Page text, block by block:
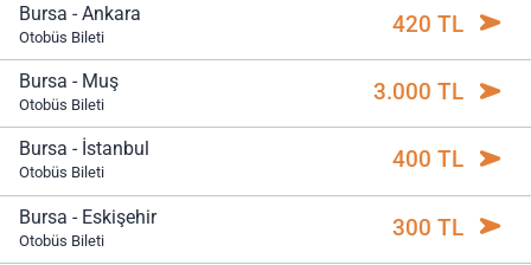
Bursa - Ankara
Otobüs Bileti 420 TL
Bursa - Muş
Otobüs Bileti 3.000 TL
Bursa - İstanbul
Otobüs Bileti 400 TL
Bursa - Eskişehir
Otobüs Bileti 300 TL